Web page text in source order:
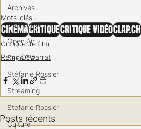
Archives
Carnet noir
Open Air
Série TV
Stéfanie Rossier
Streaming
Stefanie Rossier
Culture
Mots-clés :
CinémaCritiqueCritique vidéoClap.ch
Critique de film
Remy Dewarrat
Posts récents